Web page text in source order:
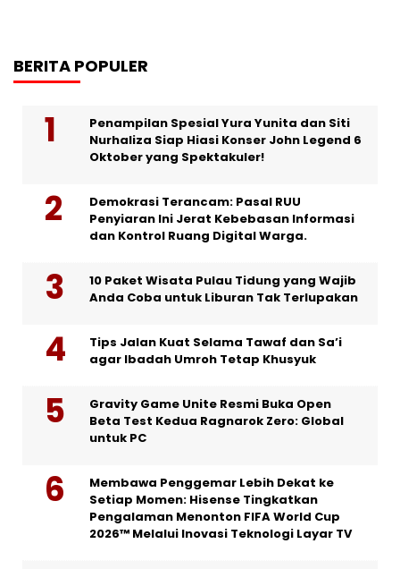
BERITA POPULER
Penampilan Spesial Yura Yunita dan Siti
Nurhaliza Siap Hiasi Konser John Legend 6
Oktober yang Spektakuler!
Demokrasi Terancam: Pasal RUU
Penyiaran Ini Jerat Kebebasan Informasi
dan Kontrol Ruang Digital Warga.
10 Paket Wisata Pulau Tidung yang Wajib
Anda Coba untuk Liburan Tak Terlupakan
Tips Jalan Kuat Selama Tawaf dan Sa’i
agar Ibadah Umroh Tetap Khusyuk
Gravity Game Unite Resmi Buka Open
Beta Test Kedua Ragnarok Zero: Global
untuk PC
Membawa Penggemar Lebih Dekat ke
Setiap Momen: Hisense Tingkatkan
Pengalaman Menonton FIFA World Cup
2026™ Melalui Inovasi Teknologi Layar TV